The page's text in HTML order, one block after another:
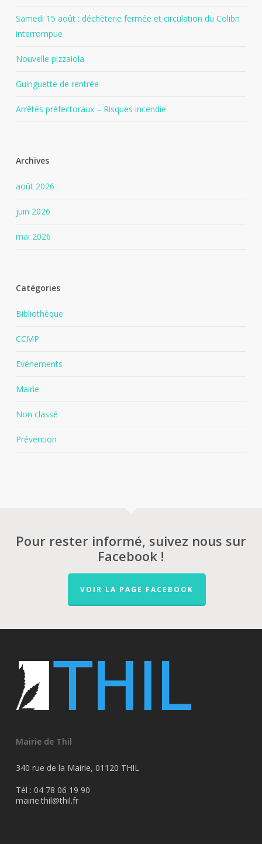
Samedi 15 août : déchèterie fermée et circulation du Colibri
interrompue
Nouvelle pizzaiola
Guinguette de rentrée
Arrêtés préfectoraux – Risques incendie
Archives
août 2026
juin 2026
mai 2026
Catégories
Bibliothèque
CCMP
Evénements
Mairie
Non classé
Prévention
Pour rester informé, suivez nous sur
Facebook !
VOIR LA PAGE FACEBOOK
Mairie de Thil
340 rue de la Mairie, 01120 THIL
Tél : 04 78 06 19 90
mairie.thil@thil.fr